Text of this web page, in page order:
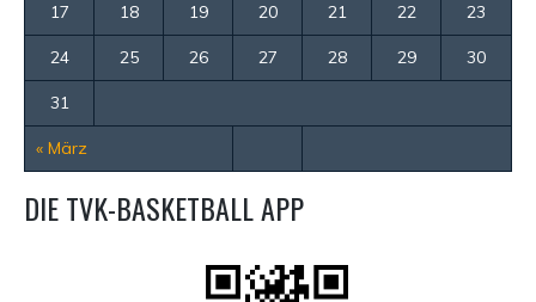
« März
17 18 19 20 21 22 23
24 25 26 27 28 29 30
31
DIE TVK-BASKETBALL APP